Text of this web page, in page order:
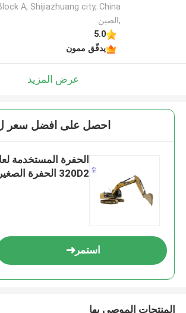
A, Shijiazhuang city, China
,الصين
5.0
يدقّق ممون
عرض المزيد
احصل على افضل سعر
320D2 الحفرة الصغيرة Caterpillar
استمر
المنتجات الموصى بها